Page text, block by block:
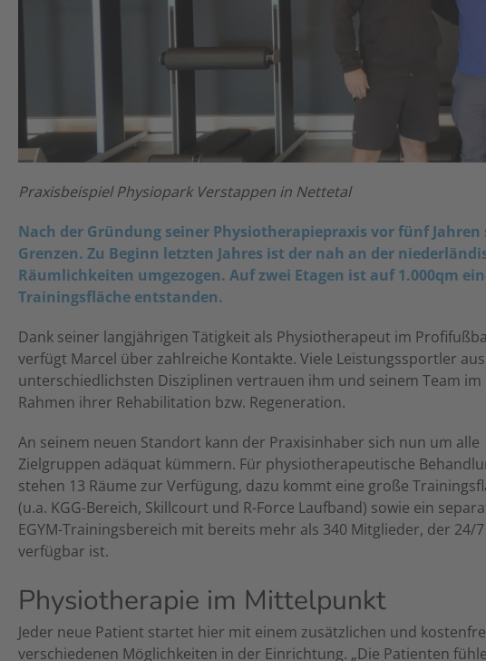
Praxisbeispiel Physiopark Verstappen in Nettetal
Nach der Gründung seiner Physiotherapiepraxis vor fünf
Grenzen. Zu Beginn letzten Jahres ist der nah an der
Räumlichkeiten umgezogen. Auf zwei Etagen ist auf 1.000qm
Trainingsfläche entstanden.
Dank seiner langjährigen Tätigkeit als Physiotherapeut im
verfügt Marcel über zahlreiche Kontakte. Viele Leistungssportler
unterschiedlichsten Disziplinen vertrauen ihm und seinem Team im
Rahmen ihrer Rehabilitation bzw. Regeneration.
An seinem neuen Standort kann der Praxisinhaber sich nun um alle
Zielgruppen adäquat kümmern. Für physiotherapeutische
stehen 13 Räume zur Verfügung, dazu kommt eine große
(u.a. KGG-Bereich, Skillcourt und R-Force Laufband) sowie ein
EGYM-Trainingsbereich mit bereits mehr als 340 Mitglieder, der 24/7
verfügbar ist.
Physiotherapie im Mittelpunkt
Jeder neue Patient startet hier mit einem zusätzlichen und
verschiedenen Möglichkeiten in der Einrichtung. „Die Patienten